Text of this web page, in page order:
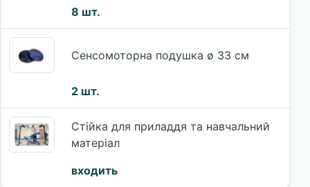
8 шт.
Сенсомоторна подушка ø 33 см
2 шт.
Стійка для приладдя та навчальний
матеріал
входить